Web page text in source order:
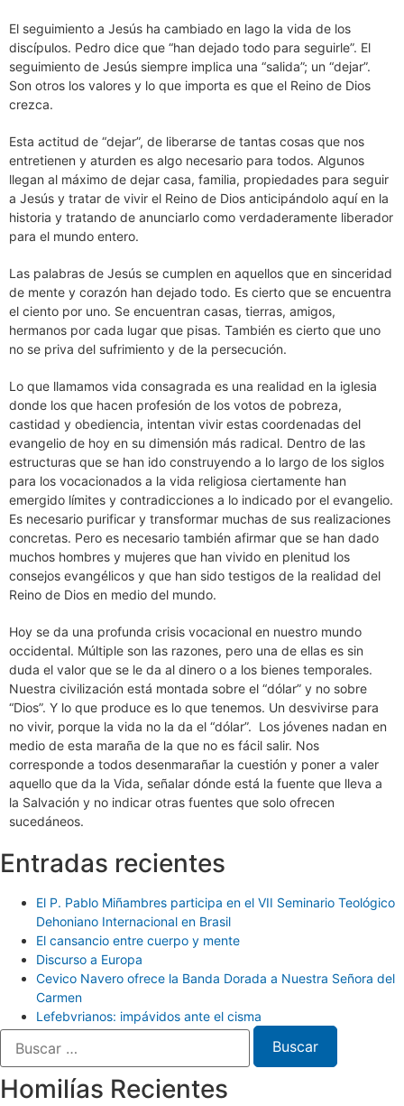
El seguimiento a Jesús ha cambiado en lago la vida de los
discípulos. Pedro dice que “han dejado todo para seguirle”. El
seguimiento de Jesús siempre implica una “salida”; un “dejar”.
Son otros los valores y lo que importa es que el Reino de Dios
crezca.
Esta actitud de “dejar”, de liberarse de tantas cosas que nos
entretienen y aturden es algo necesario para todos. Algunos
llegan al máximo de dejar casa, familia, propiedades para seguir
a Jesús y tratar de vivir el Reino de Dios anticipándolo aquí en la
historia y tratando de anunciarlo como verdaderamente liberador
para el mundo entero.
Las palabras de Jesús se cumplen en aquellos que en sinceridad
de mente y corazón han dejado todo. Es cierto que se encuentra
el ciento por uno. Se encuentran casas, tierras, amigos,
hermanos por cada lugar que pisas. También es cierto que uno
no se priva del sufrimiento y de la persecución.
Lo que llamamos vida consagrada es una realidad en la iglesia
donde los que hacen profesión de los votos de pobreza,
castidad y obediencia, intentan vivir estas coordenadas del
evangelio de hoy en su dimensión más radical. Dentro de las
estructuras que se han ido construyendo a lo largo de los siglos
para los vocacionados a la vida religiosa ciertamente han
emergido límites y contradicciones a lo indicado por el evangelio.
Es necesario purificar y transformar muchas de sus realizaciones
concretas. Pero es necesario también afirmar que se han dado
muchos hombres y mujeres que han vivido en plenitud los
consejos evangélicos y que han sido testigos de la realidad del
Reino de Dios en medio del mundo.
Hoy se da una profunda crisis vocacional en nuestro mundo
occidental. Múltiple son las razones, pero una de ellas es sin
duda el valor que se le da al dinero o a los bienes temporales.
Nuestra civilización está montada sobre el “dólar” y no sobre
“Dios”. Y lo que produce es lo que tenemos. Un desvivirse para
no vivir, porque la vida no la da el “dólar”. Los jóvenes nadan en
medio de esta maraña de la que no es fácil salir. Nos
corresponde a todos desenmarañar la cuestión y poner a valer
aquello que da la Vida, señalar dónde está la fuente que lleva a
la Salvación y no indicar otras fuentes que solo ofrecen
sucedáneos.
Entradas recientes
El P. Pablo Miñambres participa en el VII Seminario Teológico
Dehoniano Internacional en Brasil
El cansancio entre cuerpo y mente
Discurso a Europa
Cevico Navero ofrece la Banda Dorada a Nuestra Señora del
Carmen
Lefebvrianos: impávidos ante el cisma
Homilías Recientes